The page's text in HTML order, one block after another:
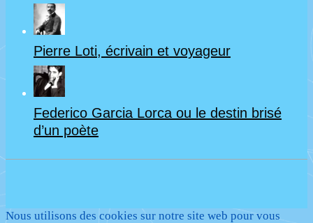
Pierre Loti, écrivain et voyageur
Federico Garcia Lorca ou le destin brisé
d’un poète
Nous utilisons des cookies sur notre site web pour vous